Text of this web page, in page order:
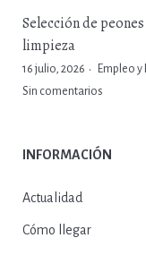
Selección de
limpieza
16 julio, 2026
Empleo y
Sin comentarios
INFORMACIÓN
Actualidad
Cómo llegar